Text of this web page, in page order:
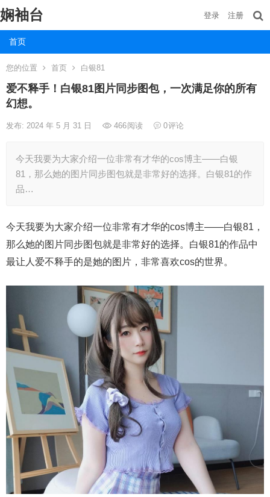
娴袖台
首页
登录 注册
您的位置 首页 白银81
爱不释手！白银81图片同步图包，一次满足你的所有
幻想。
发布: 2024 年 5 月 31 日 466阅读 0评论
今天我要为大家介绍一位非常有才华的cos博主——白银
81，那么她的图片同步图包就是非常好的选择。白银81的作
品…
今天我要为大家介绍一位非常有才华的cos博主——白银81，
那么她的图片同步图包就是非常好的选择。白银81的作品中
最让人爱不释手的是她的图片，非常喜欢cos的世界。